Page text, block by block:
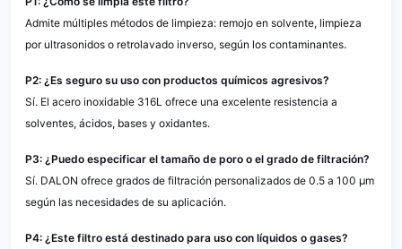
Admite múltiples métodos de limpieza: remojo en solvente, limpieza
por ultrasonidos o retrolavado inverso, según los contaminantes.
P2: ¿Es seguro su uso con productos químicos agresivos?
Sí. El acero inoxidable 316L ofrece una excelente resistencia a
solventes, ácidos, bases y oxidantes.
P3: ¿Puedo especificar el tamaño de poro o el grado de filtración?
Sí. DALON ofrece grados de filtración personalizados de 0.5 a 100 µm
según las necesidades de su aplicación.
P4: ¿Este filtro está destinado para uso con líquidos o gases?